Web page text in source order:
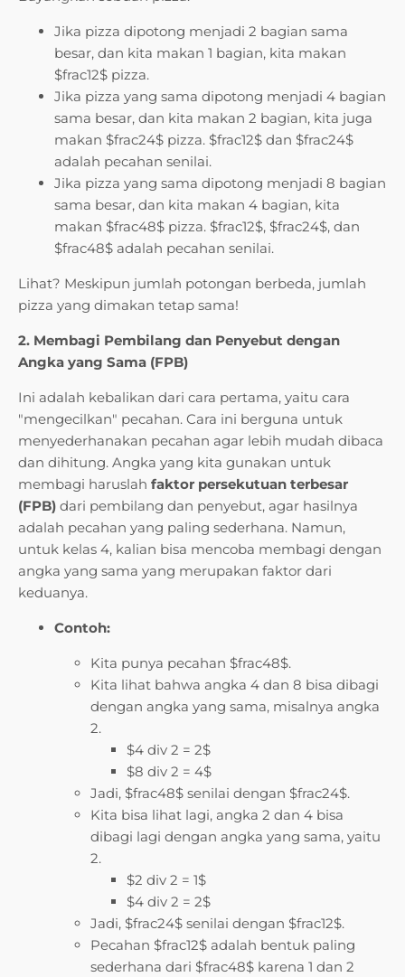
Jika pizza dipotong menjadi 2 bagian sama
besar, dan kita makan 1 bagian, kita makan
$frac12$ pizza.
Jika pizza yang sama dipotong menjadi 4 bagian
sama besar, dan kita makan 2 bagian, kita juga
makan $frac24$ pizza. $frac12$ dan $frac24$
adalah pecahan senilai.
Jika pizza yang sama dipotong menjadi 8 bagian
sama besar, dan kita makan 4 bagian, kita
makan $frac48$ pizza. $frac12$, $frac24$, dan
$frac48$ adalah pecahan senilai.
Lihat? Meskipun jumlah potongan berbeda, jumlah
pizza yang dimakan tetap sama!
2. Membagi Pembilang dan Penyebut dengan
Angka yang Sama (FPB)
Ini adalah kebalikan dari cara pertama, yaitu cara
"mengecilkan" pecahan. Cara ini berguna untuk
menyederhanakan pecahan agar lebih mudah dibaca
dan dihitung. Angka yang kita gunakan untuk
membagi haruslah faktor persekutuan terbesar
(FPB) dari pembilang dan penyebut, agar hasilnya
adalah pecahan yang paling sederhana. Namun,
untuk kelas 4, kalian bisa mencoba membagi dengan
angka yang sama yang merupakan faktor dari
keduanya.
Contoh:
Kita punya pecahan $frac48$.
Kita lihat bahwa angka 4 dan 8 bisa dibagi
dengan angka yang sama, misalnya angka
2.
$4 div 2 = 2$
$8 div 2 = 4$
Jadi, $frac48$ senilai dengan $frac24$.
Kita bisa lihat lagi, angka 2 dan 4 bisa
dibagi lagi dengan angka yang sama, yaitu
2.
$2 div 2 = 1$
$4 div 2 = 2$
Jadi, $frac24$ senilai dengan $frac12$.
Pecahan $frac12$ adalah bentuk paling
sederhana dari $frac48$ karena 1 dan 2